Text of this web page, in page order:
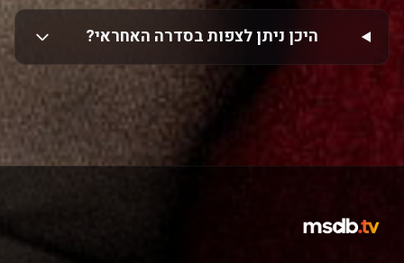
היכן ניתן לצפות בסדרה האחראי?